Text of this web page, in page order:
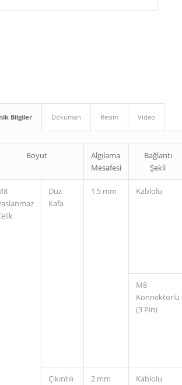
Bilgiler Döküman Resim Video
Boyut
Algılama
Mesafesi
Bağlantı
Şekli
Düz
Kafa
1.5 mm Kablolu
M8
Konnektörlü
(3 Pin)
Çıkıntılı
2 mm Kablolu